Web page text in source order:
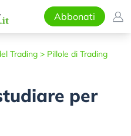
Abbonati
Trading > Pillole di Trading
per